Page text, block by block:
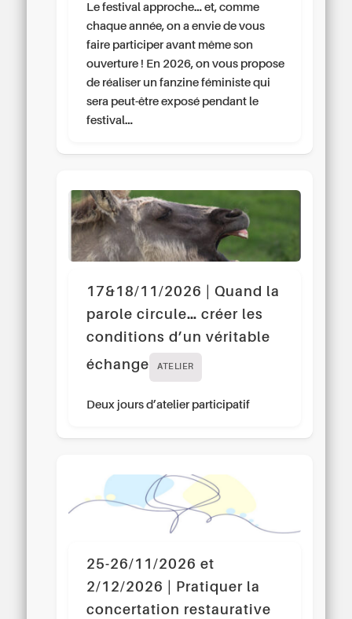
Le festival approche… et, comme
chaque année, on a envie de vous
faire participer avant même son
ouverture ! En 2026, on vous propose
de réaliser un fanzine féministe qui
sera peut-être exposé pendant le
festival…
17&18/11/2026 | Quand la
parole circule… créer les
conditions d’un véritable
échange
ATELIER
Deux jours d’atelier participatif
25-26/11/2026 et
2/12/2026 | Pratiquer la
concertation restaurative